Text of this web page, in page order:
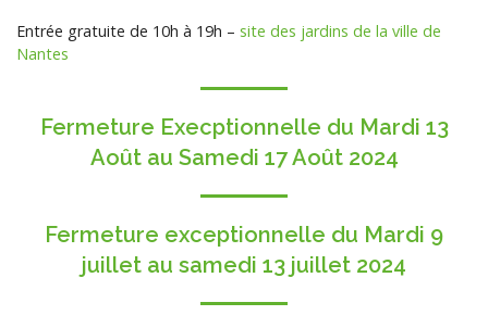
Entrée gratuite de 10h à 19h – site des jardins de la ville de
Nantes
Fermeture Execptionnelle du Mardi 13
Août au Samedi 17 Août 2024
Fermeture exceptionnelle du Mardi 9
juillet au samedi 13 juillet 2024